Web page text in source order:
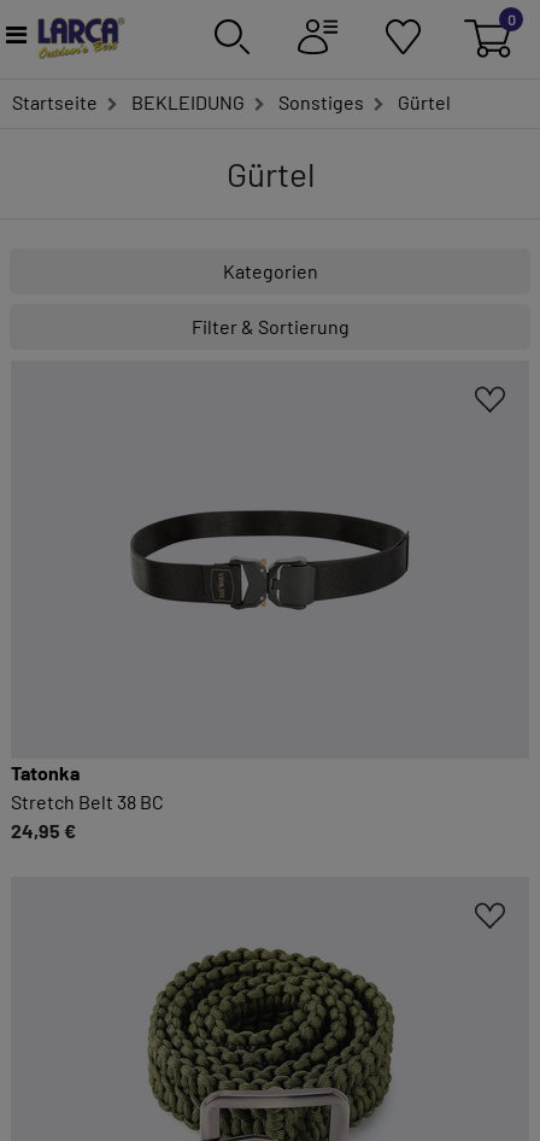
0
Startseite BEKLEIDUNG Sonstiges Gürtel
Gürtel
Kategorien
Filter & Sortierung
Tatonka
Stretch Belt 38 BC
24,95 €